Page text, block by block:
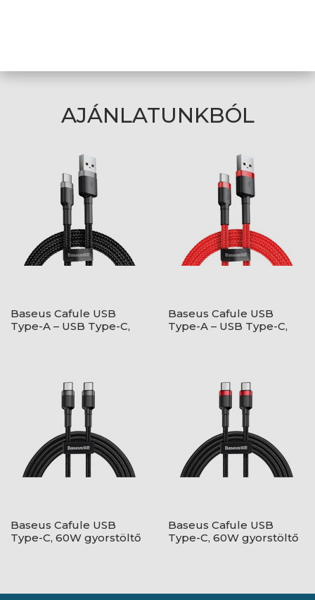
AJÁNLATUNKBÓL
Baseus Cafule USB
Type-A – USB Type-C,
Baseus Cafule USB
Type-A – USB Type-C,
Baseus Cafule USB
Type-C, 60W gyorstöltő
Baseus Cafule USB
Type-C, 60W gyorstöltő